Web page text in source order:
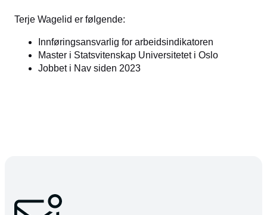
Terje Wagelid er følgende:
Innføringsansvarlig for arbeidsindikatoren
Master i Statsvitenskap Universitetet i Oslo
Jobbet i Nav siden 2023